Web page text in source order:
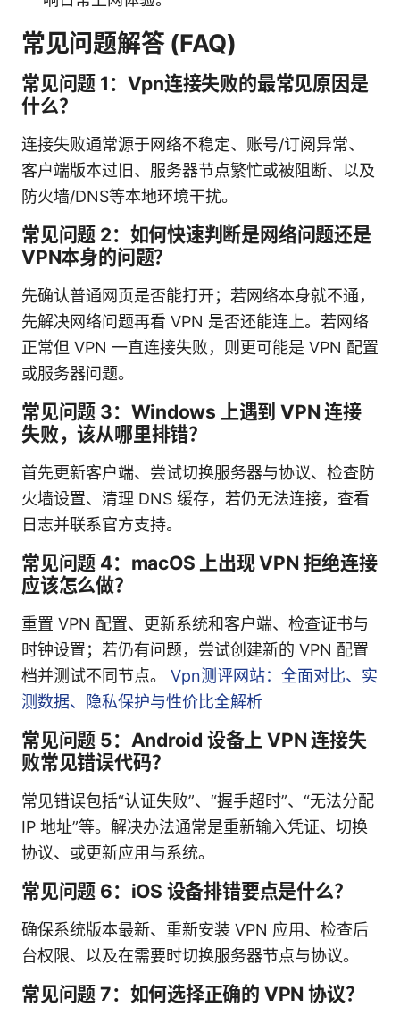
常见问题解答 (FAQ)
常见问题 1：Vpn连接失败的最常见原因是
什么？
连接失败通常源于网络不稳定、账号/订阅异常、
客户端版本过旧、服务器节点繁忙或被阻断、以及
防火墙/DNS等本地环境干扰。
常见问题 2：如何快速判断是网络问题还是
VPN本身的问题？
先确认普通网页是否能打开；若网络本身就不通，
先解决网络问题再看 VPN 是否还能连上。若网络
正常但 VPN 一直连接失败，则更可能是 VPN 配置
或服务器问题。
常见问题 3：Windows 上遇到 VPN 连接
失败，该从哪里排错？
首先更新客户端、尝试切换服务器与协议、检查防
火墙设置、清理 DNS 缓存，若仍无法连接，查看
日志并联系官方支持。
常见问题 4：macOS 上出现 VPN 拒绝连接
应该怎么做？
重置 VPN 配置、更新系统和客户端、检查证书与
时钟设置；若仍有问题，尝试创建新的 VPN 配置
档并测试不同节点。 Vpn测评网站：全面对比、实
测数据、隐私保护与性价比全解析
常见问题 5：Android 设备上 VPN 连接失
败常见错误代码？
常见错误包括“认证失败”、“握手超时”、“无法分配
IP 地址”等。解决办法通常是重新输入凭证、切换
协议、或更新应用与系统。
常见问题 6：iOS 设备排错要点是什么？
确保系统版本最新、重新安装 VPN 应用、检查后
台权限、以及在需要时切换服务器节点与协议。
常见问题 7：如何选择正确的 VPN 协议？